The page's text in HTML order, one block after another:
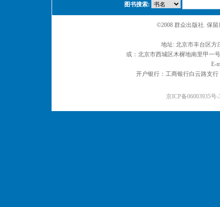
图书搜索:
©2008 群众出版社. 保
地址: 北京市丰台区
或：北京市西城区木樨地南里甲一
E-
开户银行：工商银行白云路支
京ICP备06003935号-